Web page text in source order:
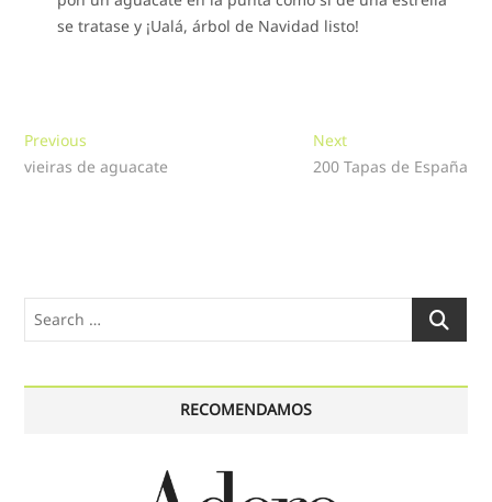
se tratase y ¡Ualá, árbol de Navidad listo!
Navegación
de
Previous
post:
vieiras de aguacate
NextNext
post:
200 Tapas de España
Search
RECOMENDAMOS